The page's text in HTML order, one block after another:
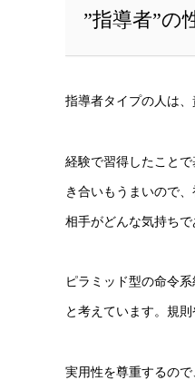
”指導者”の
指導者タイプの人は
経験で習得したこと
き合いもうまいので
相手がどんな気持ち
ピラミッド型の命令
と考えています。規
実用性を尊重するの